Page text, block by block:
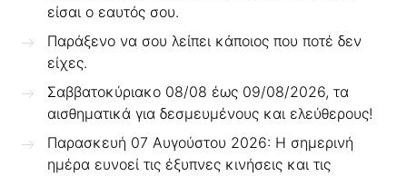
είσαι ο εαυτός σου.
Παράξενο να σου λείπει κάποιος που ποτέ δεν
είχες.
Σαββατοκύριακο 08/08 έως 09/08/2026, τα
αισθηματικά για δεσμευμένους και ελεύθερους!
Παρασκευή 07 Αυγούστου 2026: Η σημερινή
ημέρα ευνοεί τις έξυπνες κινήσεις και τις